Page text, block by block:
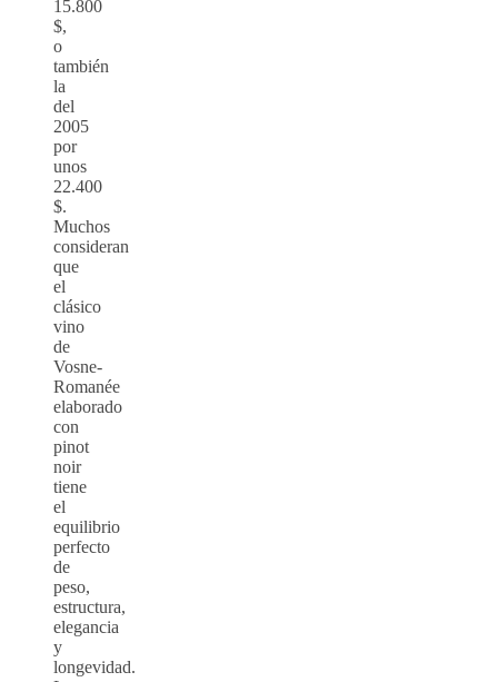
15.800
$,
o
también
la
del
2005
por
unos
22.400
$.
Muchos
consideran
que
el
clásico
vino
de
Vosne-
Romanée
elaborado
con
pinot
noir
tiene
el
equilibrio
perfecto
de
peso,
estructura,
elegancia
y
longevidad.